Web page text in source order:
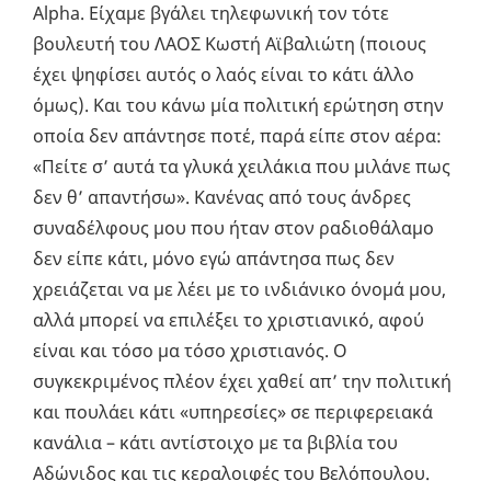
Αlpha. Είχαμε βγάλει τηλεφωνική τον τότε
βουλευτή του ΛΑΟΣ Κωστή Αϊβαλιώτη (ποιους
έχει ψηφίσει αυτός ο λαός είναι το κάτι άλλο
όμως). Και του κάνω μία πολιτική ερώτηση στην
οποία δεν απάντησε ποτέ, παρά είπε στον αέρα:
«Πείτε σ’ αυτά τα γλυκά χειλάκια που μιλάνε πως
δεν θ’ απαντήσω». Κανένας από τους άνδρες
συναδέλφους μου που ήταν στον ραδιοθάλαμο
δεν είπε κάτι, μόνο εγώ απάντησα πως δεν
χρειάζεται να με λέει με το ινδιάνικο όνομά μου,
αλλά μπορεί να επιλέξει το χριστιανικό, αφού
είναι και τόσο μα τόσο χριστιανός. Ο
συγκεκριμένος πλέον έχει χαθεί απ’ την πολιτική
και πουλάει κάτι «υπηρεσίες» σε περιφερειακά
κανάλια – κάτι αντίστοιχο με τα βιβλία του
Αδώνιδος και τις κεραλοιφές του Βελόπουλου.